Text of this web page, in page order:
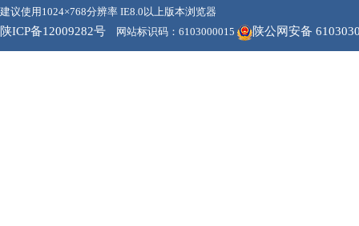
建议使用1024×768分辨率 IE8.0以上版本浏览器
陕ICP备12009282号 网站标识码：6103000015 陕公网安备